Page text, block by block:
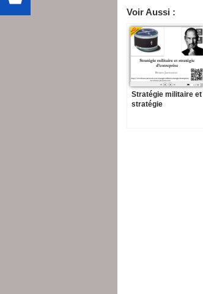
Voir Aussi :
Stratégie militaire et
stratégie